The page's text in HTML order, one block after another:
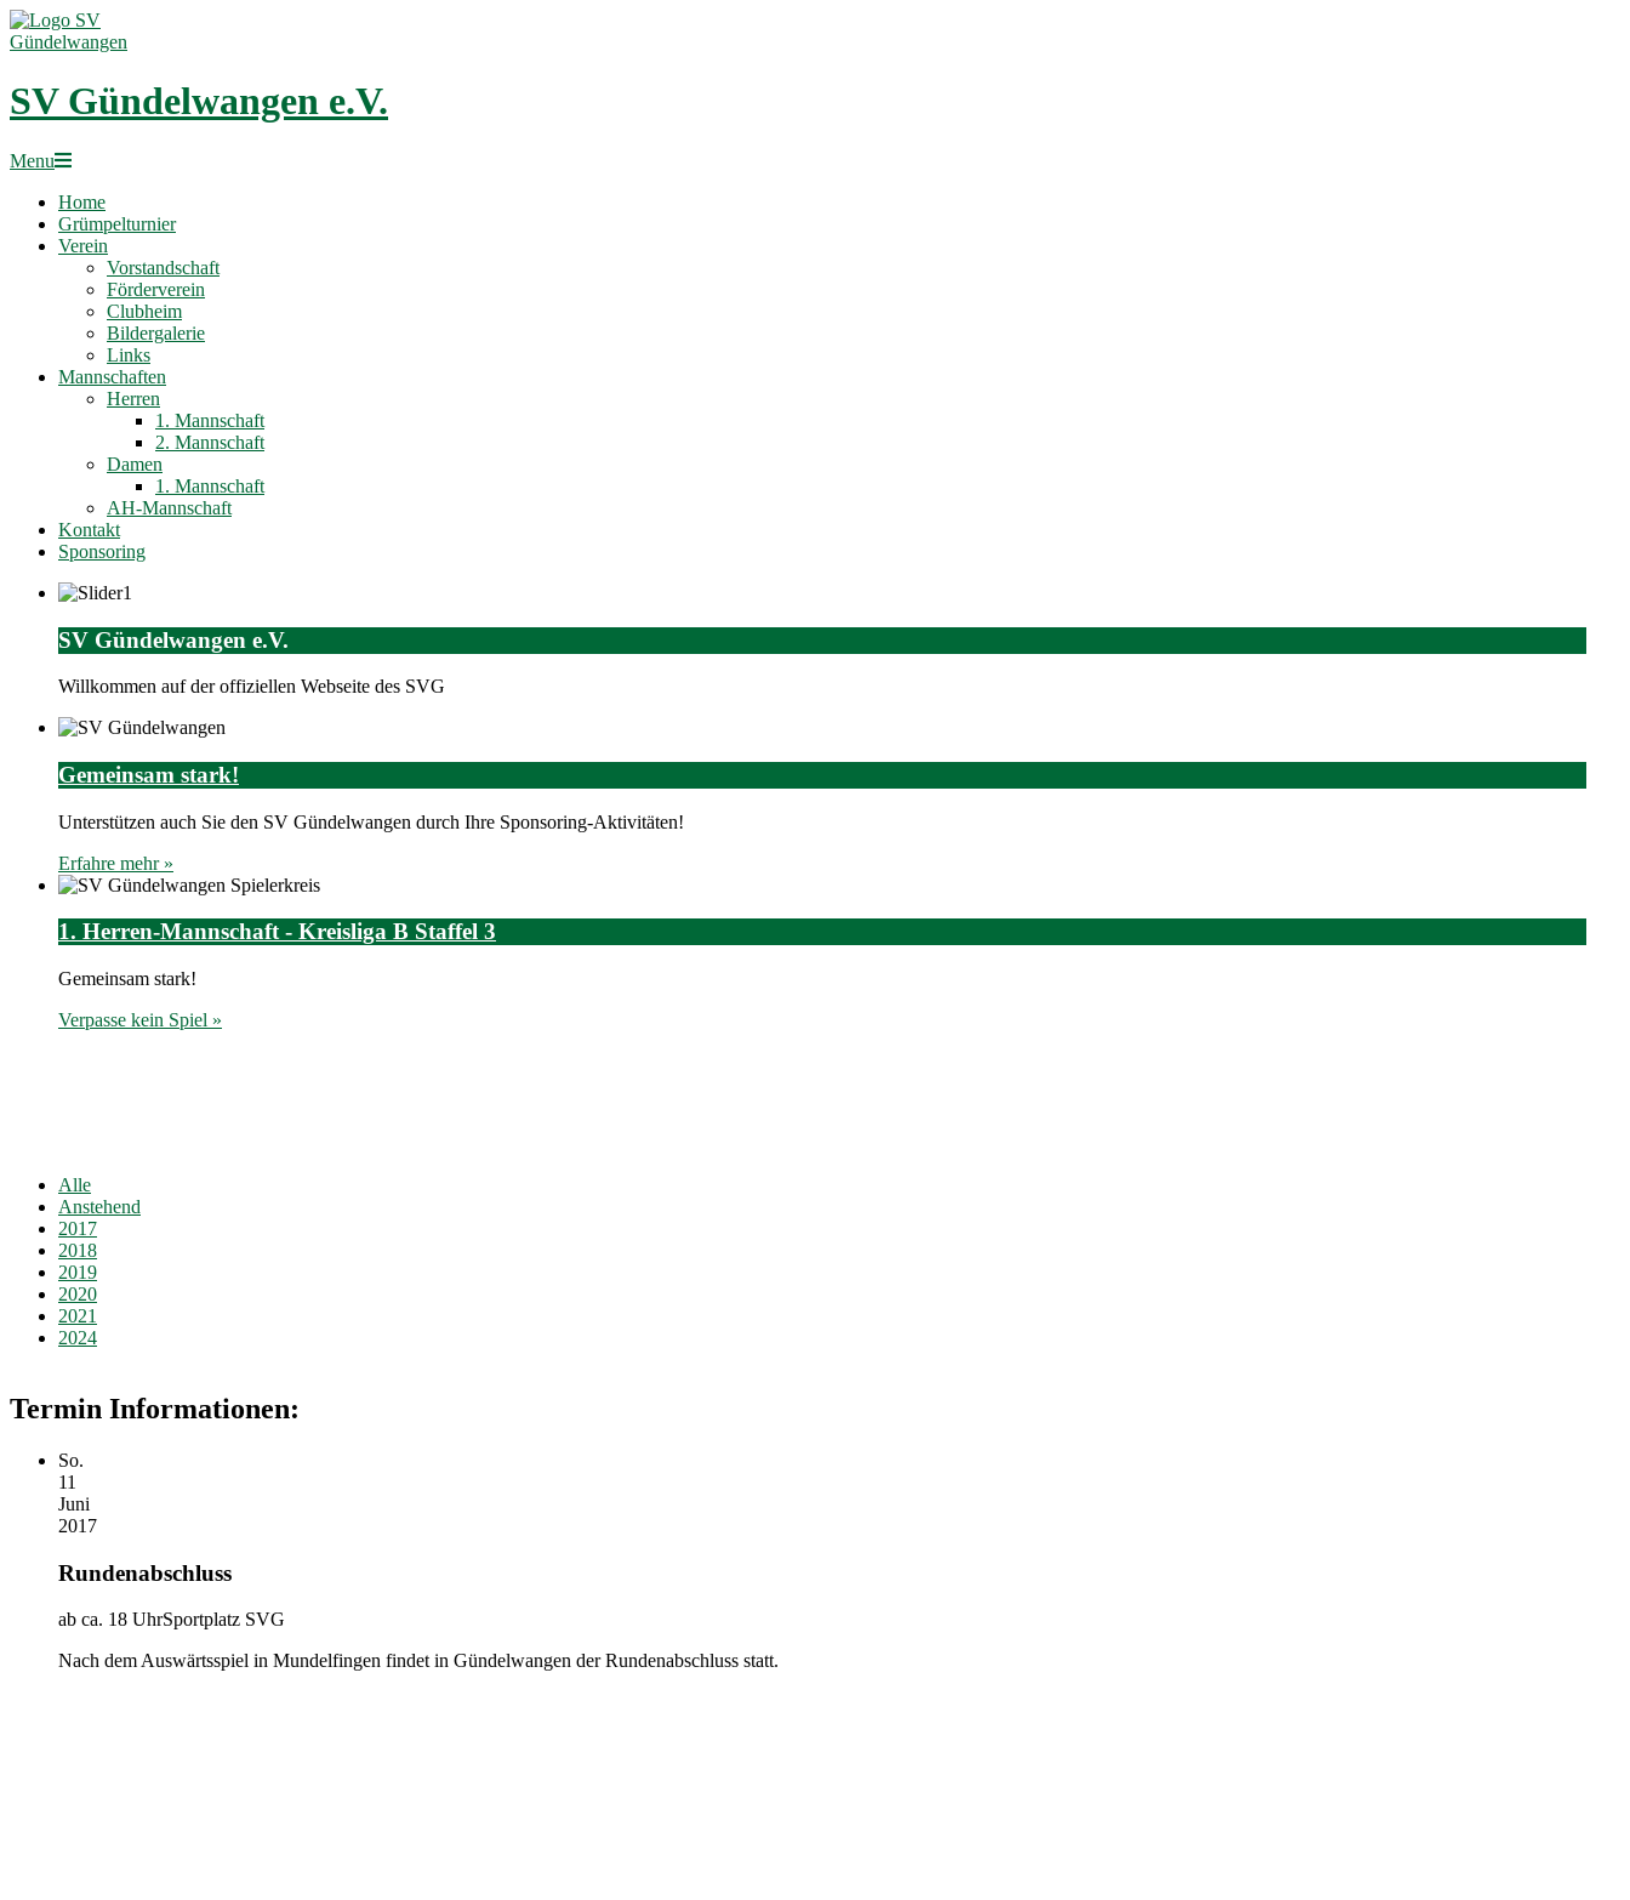
Skip
to
SV Gündelwangen e.V.
Primary
Menu
Menu
Home
Grümpelturnier
Verein
Vorstandschaft
Förderverein
Clubheim
Bildergalerie
Links
Mannschaften
Herren
1. Mannschaft
2. Mannschaft
Damen
1. Mannschaft
AH-Mannschaft
Kontakt
Sponsoring
SV Gündelwangen e.V.
Willkommen auf der offiziellen Webseite des SVG
Gemeinsam stark!
Unterstützen auch Sie den SV Gündelwangen durch Ihre Sponsoring-Aktivitäten!
Erfahre mehr »
1. Herren-Mannschaft - Kreisliga B Staffel 3
Gemeinsam stark!
Verpasse kein Spiel »
Alle
Anstehend
2017
2018
2019
2020
2021
2024
Termin Informationen:
So.
11
Juni
2017
Rundenabschluss
ab ca. 18 UhrSportplatz SVG
Nach dem Auswärtsspiel in Mundelfingen findet in Gündelwangen der Rundenabschluss statt.